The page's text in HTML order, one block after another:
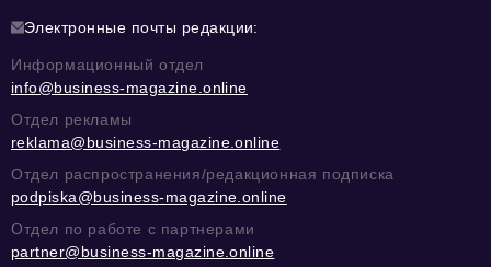
Электронные почты редакции:
Информационный отдел
info@business-magazine.online
Отдел рекламы
reklama@business-magazine.online
Отдел распространения/редакционная подписка
podpiska@business-magazine.online
Отдел по работе с партнерами
partner@business-magazine.online